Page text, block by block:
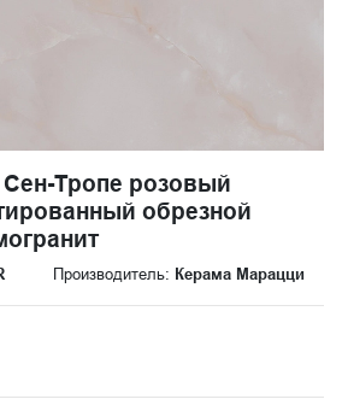
Сен-Тропе розовый
обрезной
Производитель: Керама Марацци